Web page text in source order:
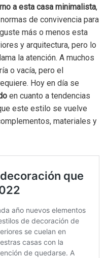
a esta casa minimalista,
de convivencia para
más o menos esta
y arquitectura, pero lo
la atención. A muchos
o vacía, pero el
Hoy en día se
en cuanto a tendencias
este estilo se vuelve
materiales y